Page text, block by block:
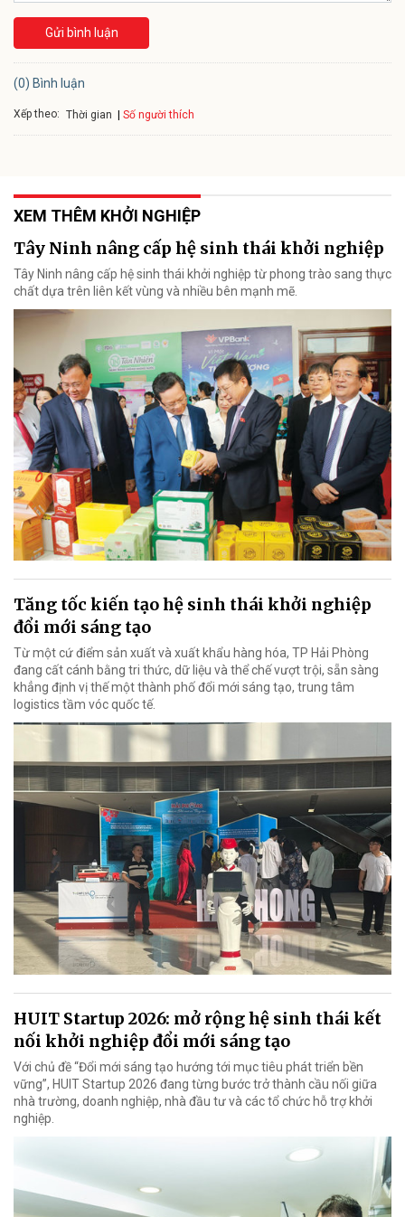
Gửi bình luận
(0) Bình luận
Xếp theo: Thời gian Số người thích
XEM THÊM KHỞI NGHIỆP
Tây Ninh nâng cấp hệ sinh thái khởi nghiệp
Tây Ninh nâng cấp hệ sinh thái khởi nghiệp từ phong trào sang thực
chất dựa trên liên kết vùng và nhiều bên mạnh mẽ.
Tăng tốc kiến tạo hệ sinh thái khởi nghiệp
đổi mới sáng tạo
Từ một cứ điểm sản xuất và xuất khẩu hàng hóa, TP Hải Phòng
đang cất cánh bằng tri thức, dữ liệu và thể chế vượt trội, sẵn sàng
khẳng định vị thế một thành phố đổi mới sáng tạo, trung tâm
logistics tầm vóc quốc tế.
HUIT Startup 2026: mở rộng hệ sinh thái kết
nối khởi nghiệp đổi mới sáng tạo
Với chủ đề “Đổi mới sáng tạo hướng tới mục tiêu phát triển bền
vững”, HUIT Startup 2026 đang từng bước trở thành cầu nối giữa
nhà trường, doanh nghiệp, nhà đầu tư và các tổ chức hỗ trợ khởi
nghiệp.